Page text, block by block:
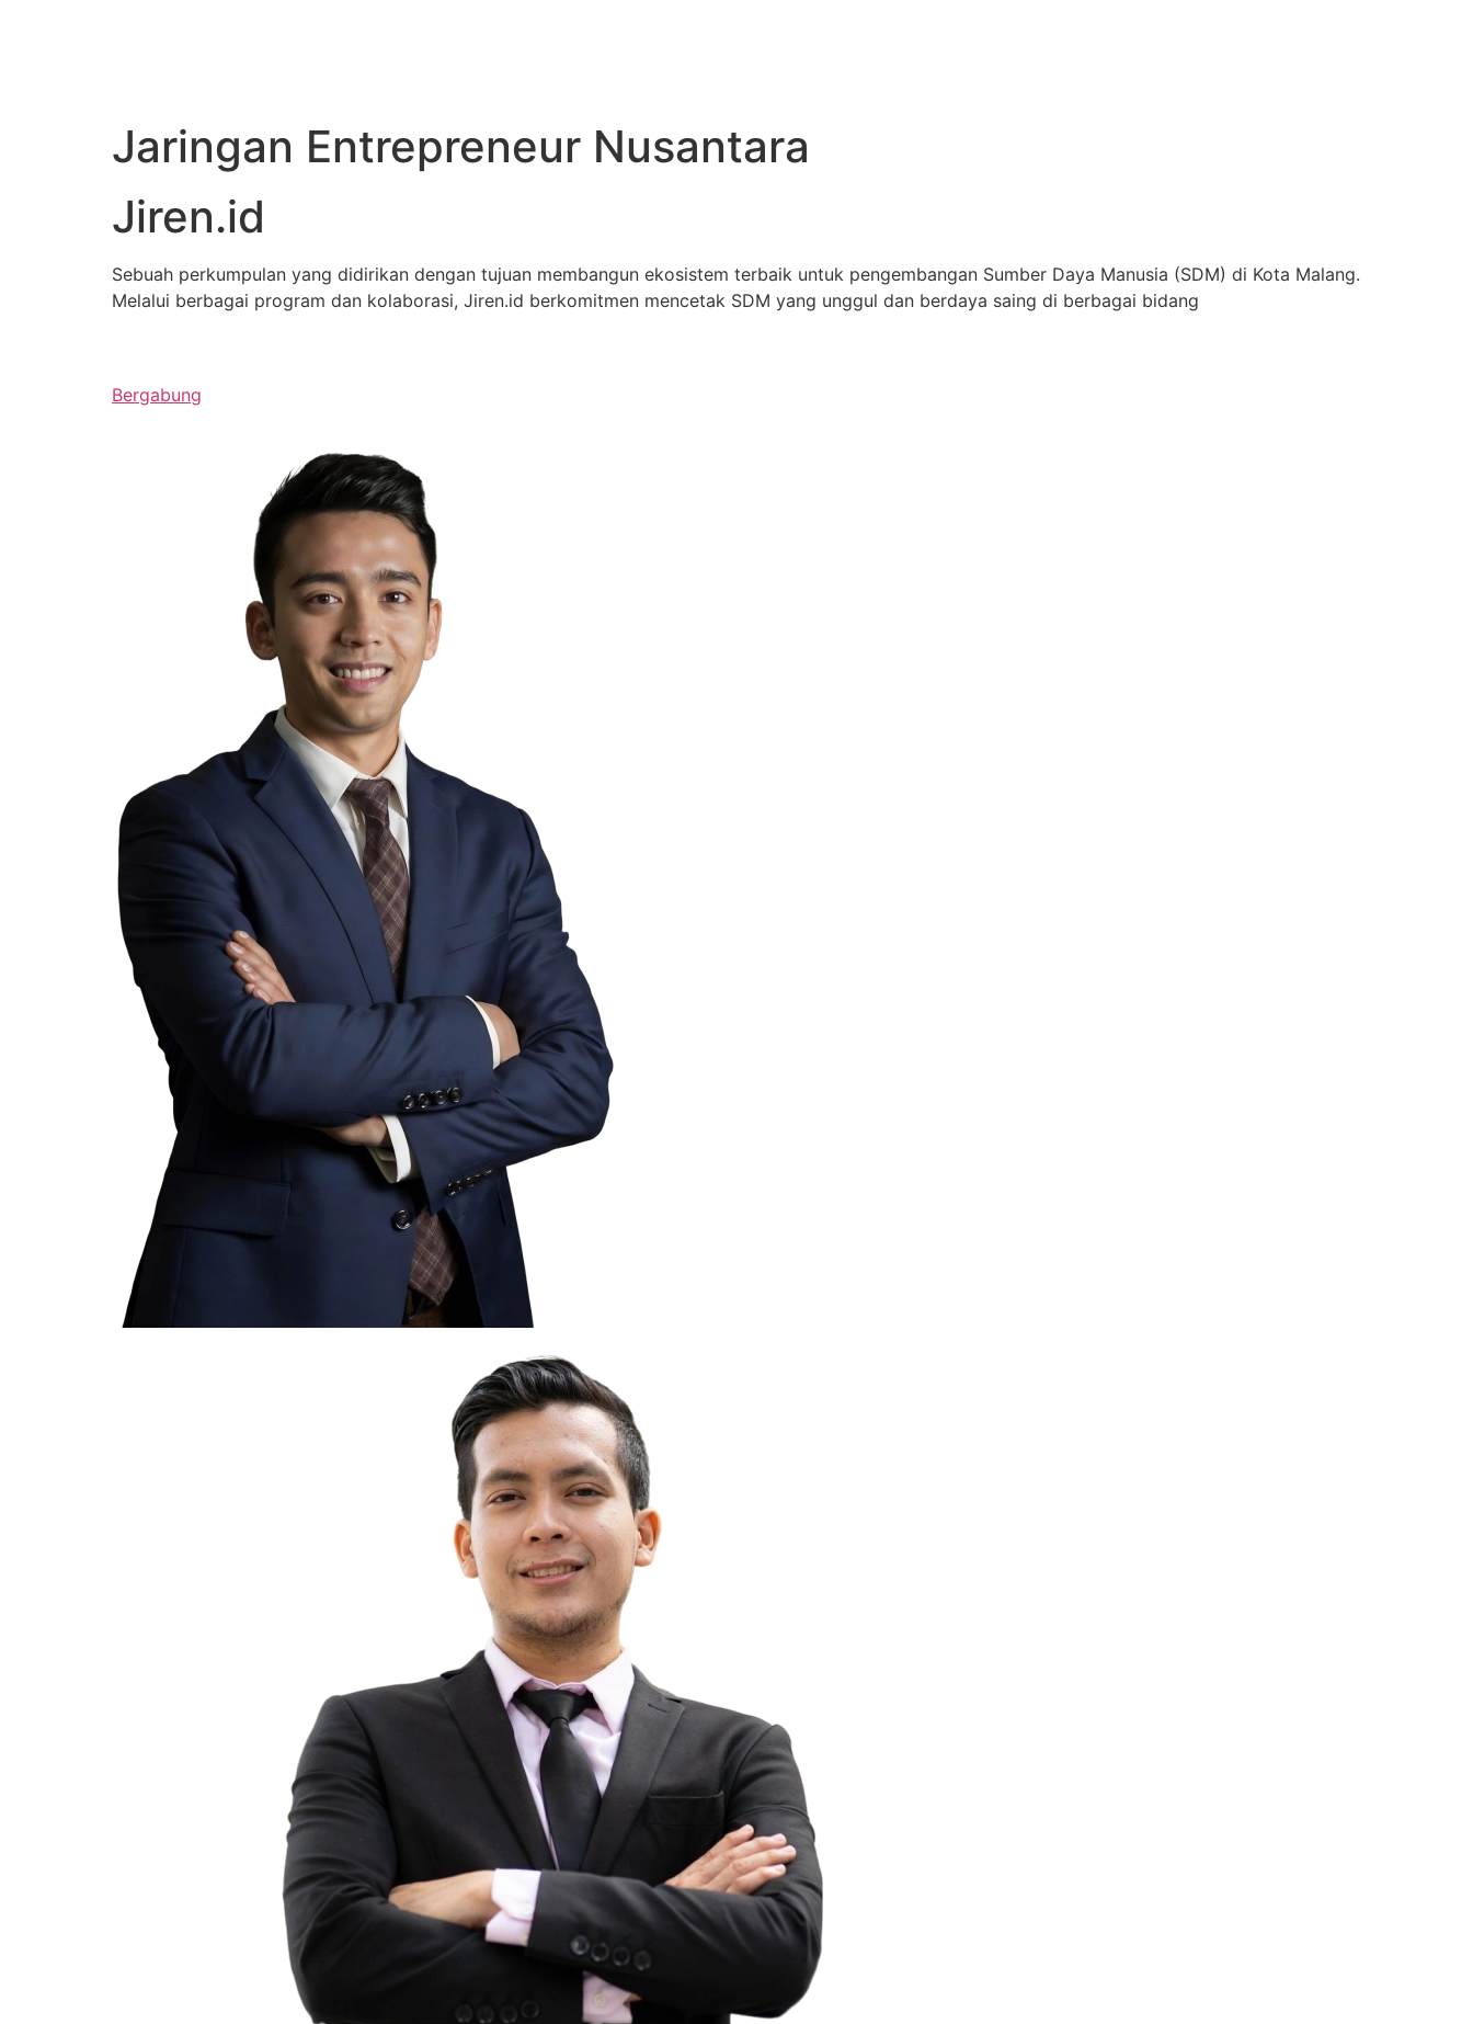
Jaringan Entrepreneur Nusantara
Jiren.id
Sebuah perkumpulan yang didirikan dengan tujuan membangun ekosistem terbaik untuk pengembangan Sumber Daya Manusia (SDM) di Kota Malang.
Melalui berbagai program dan kolaborasi, Jiren.id berkomitmen mencetak SDM yang unggul dan berdaya saing di berbagai bidang
Bergabung